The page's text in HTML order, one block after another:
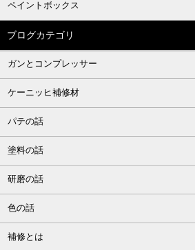
ペイントボックス
ブログカテゴリ
ガンとコンプレッサー
ケーニッヒ補修材
パテの話
塗料の話
研磨の話
色の話
補修とは